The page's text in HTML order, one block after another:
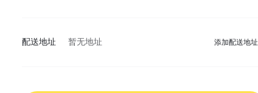
配送地址 暂无地址 添加配送地址